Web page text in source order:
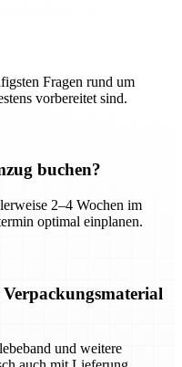
Fragen rund um
vorbereitet sind.
buchen?
2–4 Wochen im
optimal einplanen.
und weitere